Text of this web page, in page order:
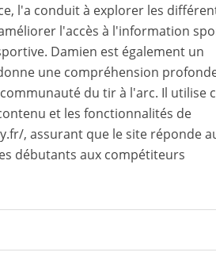
l'a conduit à explorer les
l'accès à l'information
Damien est également un
une compréhension
du tir à l'arc. Il utilise
et les fonctionnalités de
, assurant que le site réponde
débutants aux compétiteurs